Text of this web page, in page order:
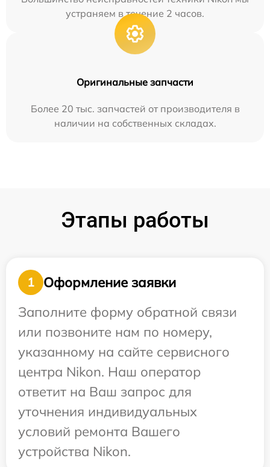
устраняем в течение 2 часов.
Оригинальные запчасти
Более 20 тыс. запчастей от производителя в
наличии на собственных складах.
Этапы работы
1
Оформление заявки
Заполните форму обратной связи
или позвоните нам по номеру,
указанному на сайте сервисного
центра Nikon. Наш оператор
ответит на Ваш запрос для
уточнения индивидуальных
условий ремонта Вашего
устройства Nikon.